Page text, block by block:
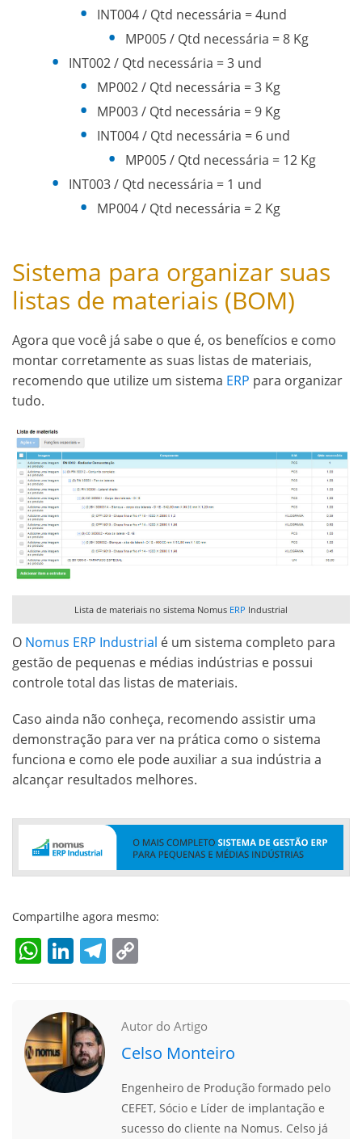
INT004 / Qtd necessária = 4und
MP005 / Qtd necessária = 8 Kg
INT002 / Qtd necessária = 3 und
MP002 / Qtd necessária = 3 Kg
MP003 / Qtd necessária = 9 Kg
INT004 / Qtd necessária = 6 und
MP005 / Qtd necessária = 12 Kg
INT003 / Qtd necessária = 1 und
MP004 / Qtd necessária = 2 Kg
Sistema para organizar suas
listas de materiais (BOM)
Agora que você já sabe o que é, os benefícios e como
montar corretamente as suas listas de materiais,
recomendo que utilize um sistema ERP para organizar
tudo.
Lista de materiais no sistema Nomus ERP Industrial
O Nomus ERP Industrial é um sistema completo para
gestão de pequenas e médias indústrias e possui
controle total das listas de materiais.
Caso ainda não conheça, recomendo assistir uma
demonstração para ver na prática como o sistema
funciona e como ele pode auxiliar a sua indústria a
alcançar resultados melhores.
Compartilhe agora mesmo:
WhatsApp
LinkedIn
Telegram
Autor do Artigo
Celso Monteiro
Engenheiro de Produção formado pelo
CEFET, Sócio e Líder de implantação e
sucesso do cliente na Nomus. Celso já